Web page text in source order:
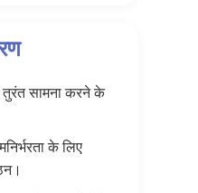
सामना करने के
के लिए